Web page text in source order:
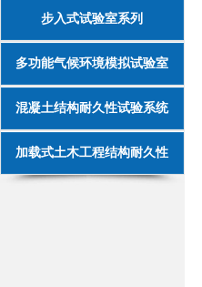
步入式试验室系列
多功能气候环境模拟试验室
混凝土结构耐久性试验系统
加载式土木工程结构耐久性